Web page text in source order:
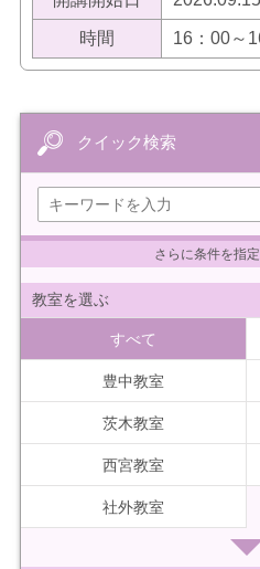
時間 16：00～
クイック検索
さらに条件を指
教室を選ぶ
すべて
豊中教室
茨木教室
西宮教室
社外教室